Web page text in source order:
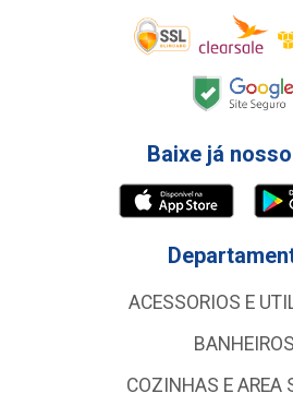
Baixe já
ACESSORIOS E
BANHEIROS
COZINHAS E AREA